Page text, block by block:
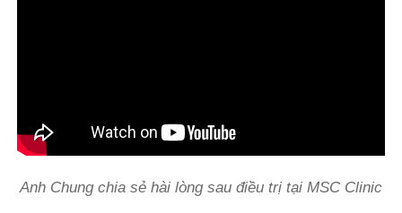
Anh Chung chia sẻ hài lòng sau điều trị tại MSC Clinic